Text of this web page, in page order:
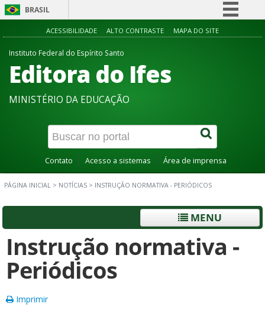
BRASIL
Simplifique!
Acesso à informação
Canais
ACESSIBILIDADE ALTO CONTRASTE MAPA DO SITE
Instituto Federal do Espírito Santo
Editora do Ifes
MINISTÉRIO DA EDUCAÇÃO
Contato Acesso a sistemas Área de imprensa
PÁGINA INICIAL > NOTÍCIAS > INSTRUÇÃO NORMATIVA - PERIÓDICOS
MENU
Instrução normativa -
Periódicos
Imprimir